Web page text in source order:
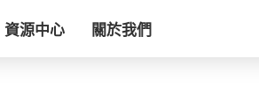
資源中心 關於我們